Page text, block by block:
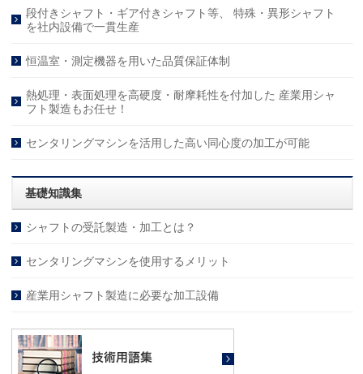
段付きシャフト・ギア付きシャフト等、 特殊・異形シャフト
を社内設備で一貫生産
恒温室・測定機器を用いた品質保証体制
熱処理・表面処理を高硬度・耐摩耗性を付加した 産業用シャ
フト製造もお任せ！
センタリングマシンを活用した高い同心度の加工が可能
基礎知識集
シャフトの受託製造・加工とは？
センタリングマシンを使用するメリット
産業用シャフト製造に必要な加工設備